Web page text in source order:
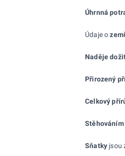
Úhrnná
Údaje o
Naděje
Přirozený
Celkový
Stěhováním
Sňatky jsou